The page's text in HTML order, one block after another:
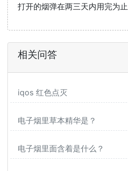
打开的烟弹在两三天内用完为止
相关问答
iqos 红色点灭
电子烟里草本精华是？
电子烟里面含着是什么？